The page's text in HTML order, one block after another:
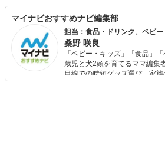
マイナビおすすめナビ編集部
担当：食品・ドリンク、ベビー
桑野 咲良
「ベビー・キッズ」「食品」
歳児と犬2頭を育てるママ編集
目線での時短グッズ選び、家
食品選び、束の間のリラック